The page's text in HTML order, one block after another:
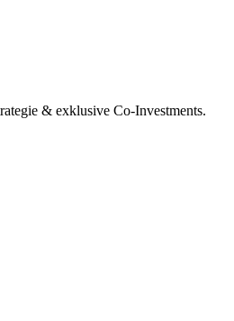
& exklusive Co-Investments.